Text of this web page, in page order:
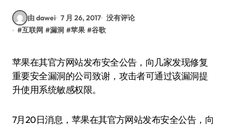
由 dawei 7 月 26, 2017 没有评论
#互联网 #漏洞 #苹果 #谷歌
苹果在其官方网站发布安全公告，向几家发现修复
重要安全漏洞的公司致谢，攻击者可通过该漏洞提
升使用系统敏感权限。
7月20日消息，苹果在其官方网站发布安全公告，向